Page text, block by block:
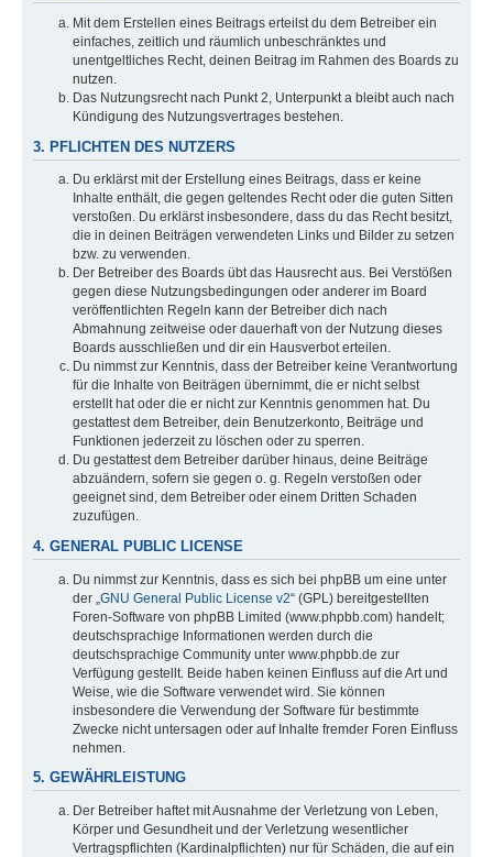
Mit dem Erstellen eines Beitrags erteilst du dem Betreiber ein
einfaches, zeitlich und räumlich unbeschränktes und
unentgeltliches Recht, deinen Beitrag im Rahmen des Boards zu
nutzen.
Das Nutzungsrecht nach Punkt 2, Unterpunkt a bleibt auch nach
Kündigung des Nutzungsvertrages bestehen.
3. PFLICHTEN DES NUTZERS
Du erklärst mit der Erstellung eines Beitrags, dass er keine
Inhalte enthält, die gegen geltendes Recht oder die guten Sitten
verstoßen. Du erklärst insbesondere, dass du das Recht besitzt,
die in deinen Beiträgen verwendeten Links und Bilder zu setzen
bzw. zu verwenden.
Der Betreiber des Boards übt das Hausrecht aus. Bei Verstößen
gegen diese Nutzungsbedingungen oder anderer im Board
veröffentlichten Regeln kann der Betreiber dich nach
Abmahnung zeitweise oder dauerhaft von der Nutzung dieses
Boards ausschließen und dir ein Hausverbot erteilen.
Du nimmst zur Kenntnis, dass der Betreiber keine Verantwortung
für die Inhalte von Beiträgen übernimmt, die er nicht selbst
erstellt hat oder die er nicht zur Kenntnis genommen hat. Du
gestattest dem Betreiber, dein Benutzerkonto, Beiträge und
Funktionen jederzeit zu löschen oder zu sperren.
Du gestattest dem Betreiber darüber hinaus, deine Beiträge
abzuändern, sofern sie gegen o. g. Regeln verstoßen oder
geeignet sind, dem Betreiber oder einem Dritten Schaden
zuzufügen.
4. GENERAL PUBLIC LICENSE
Du nimmst zur Kenntnis, dass es sich bei phpBB um eine unter
der „ GNU General Public License v2“ (GPL) bereitgestellten
Foren-Software von phpBB Limited (www.phpbb.com) handelt;
deutschsprachige Informationen werden durch die
deutschsprachige Community unter www.phpbb.de zur
Verfügung gestellt. Beide haben keinen Einfluss auf die Art und
Weise, wie die Software verwendet wird. Sie können
insbesondere die Verwendung der Software für bestimmte
Zwecke nicht untersagen oder auf Inhalte fremder Foren Einfluss
nehmen.
5. GEWÄHRLEISTUNG
Der Betreiber haftet mit Ausnahme der Verletzung von Leben,
Körper und Gesundheit und der Verletzung wesentlicher
Vertragspflichten (Kardinalpflichten) nur für Schäden, die auf ein